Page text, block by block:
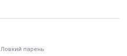
Ловкий парень